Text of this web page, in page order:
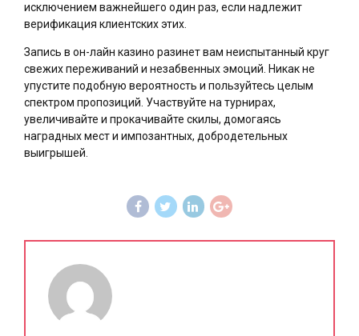
исключением важнейшего один раз, если надлежит
верификация клиентских этих.
Запись в он-лайн казино разинет вам неиспытанный круг
свежих переживаний и незабвенных эмоций. Никак не
упустите подобную вероятность и пользуйтесь целым
спектром пропозиций. Участвуйте на турнирах,
увеличивайте и прокачивайте скилы, домогаясь
наградных мест и импозантных, добродетельных
выигрышей.